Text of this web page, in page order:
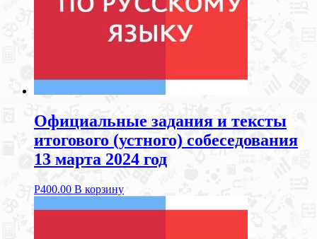
Официальные задания и тексты
итогового (устного) собеседования
13 марта 2024 год
Р400.00 В корзину